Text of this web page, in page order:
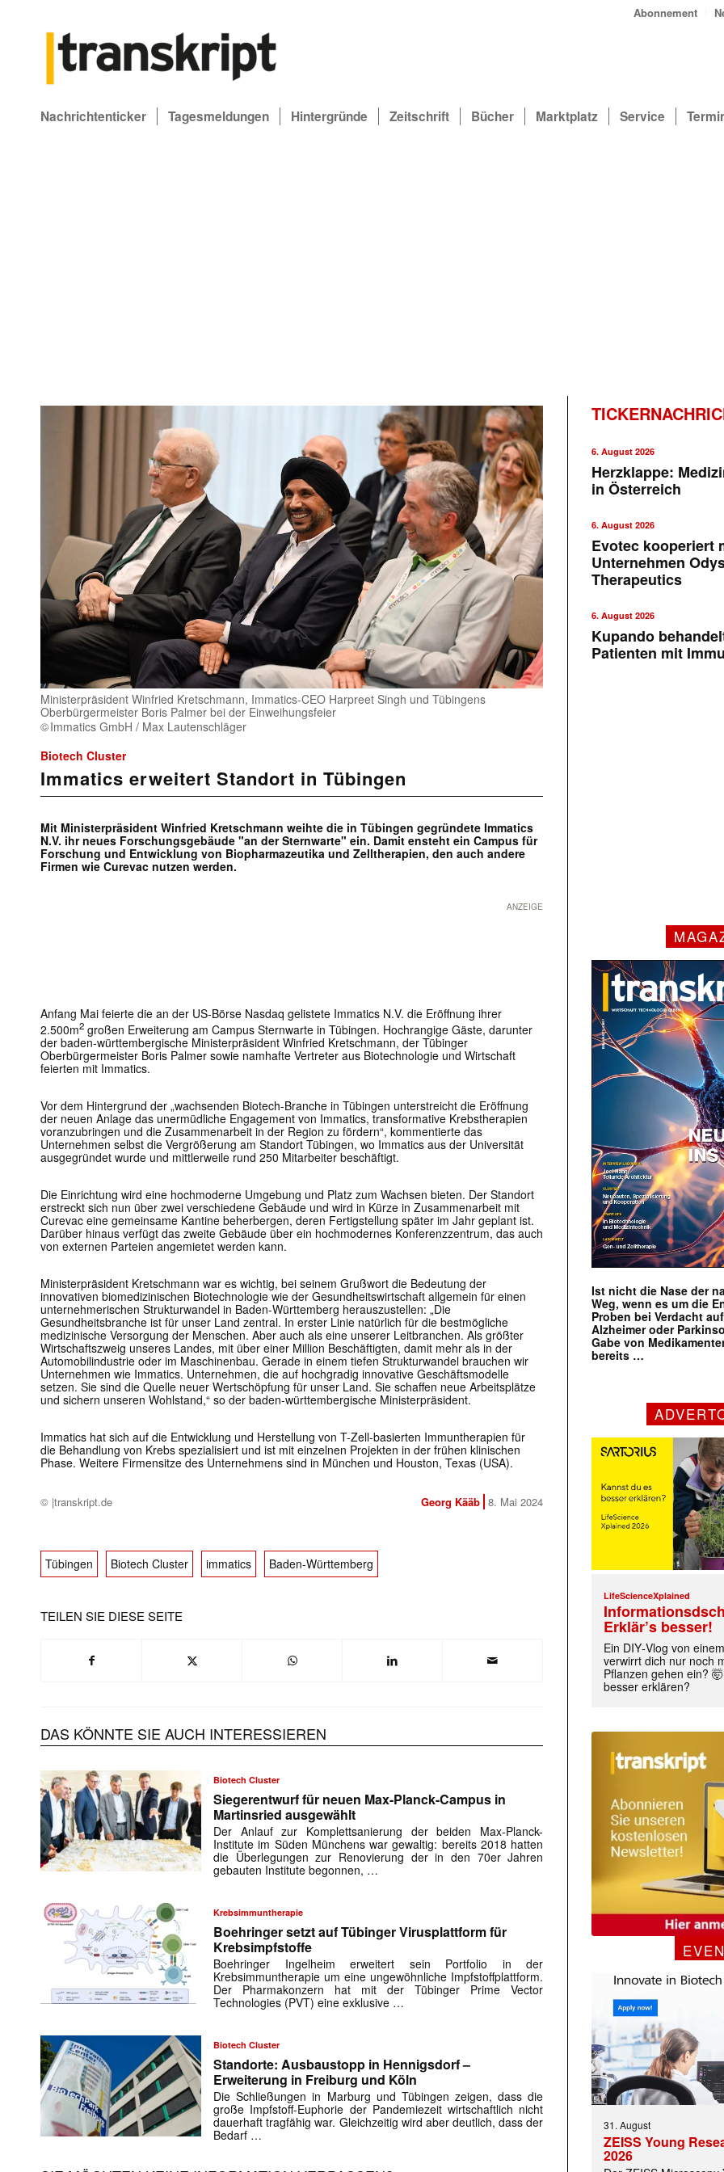
Abonnement
Nachrichtenticker Tagesmeldungen Hintergründe Zeitschrift Bücher Marktplatz Service
Ministerpräsident Winfried Kretschmann, Immatics-CEO Harpreet Singh und Tübingens
Oberbürgermeister Boris Palmer bei der Einweihungsfeier
Immatics GmbH / Max Lautenschläger
Biotech Cluster
Immatics erweitert Standort in Tübingen
Mit Ministerpräsident Winfried Kretschmann weihte die in Tübingen gegründete Immatics
N.V. ihr neues Forschungsgebäude "an der Sternwarte" ein. Damit ensteht ein Campus für
Forschung und Entwicklung von Biopharmazeutika und Zelltherapien, den auch andere
Firmen wie Curevac nutzen werden.
ANZEIGE
Anfang Mai feierte die an der US-Börse Nasdaq gelistete Immatics N.V. die Eröffnung ihrer
2.500m2 großen Erweiterung am Campus Sternwarte in Tübingen. Hochrangige Gäste, darunter
der baden-württembergische Ministerpräsident Winfried Kretschmann, der Tübinger
Oberbürgermeister Boris Palmer sowie namhafte Vertreter aus Biotechnologie und Wirtschaft
feierten mit Immatics.
Vor dem Hintergrund der „wachsenden Biotech-Branche in Tübingen unterstreicht die Eröffnung
der neuen Anlage das unermüdliche Engagement von Immatics, transformative Krebstherapien
voranzubringen und die Zusammenarbeit in der Region zu fördern“, kommentierte das
Unternehmen selbst die Vergrößerung am Standort Tübingen, wo Immatics aus der Universität
ausgegründet wurde und mittlerweile rund 250 Mitarbeiter beschäftigt.
Die Einrichtung wird eine hochmoderne Umgebung und Platz zum Wachsen bieten. Der Standort
erstreckt sich nun über zwei verschiedene Gebäude und wird in Kürze in Zusammenarbeit mit
Curevac eine gemeinsame Kantine beherbergen, deren Fertigstellung später im Jahr geplant ist.
Darüber hinaus verfügt das zweite Gebäude über ein hochmodernes Konferenzzentrum, das auch
von externen Parteien angemietet werden kann.
Ministerpräsident Kretschmann war es wichtig, bei seinem Grußwort die Bedeutung der
innovativen biomedizinischen Biotechnologie wie der Gesundheitswirtschaft allgemein für einen
unternehmerischen Strukturwandel in Baden-Württemberg herauszustellen: „Die
Gesundheitsbranche ist für unser Land zentral. In erster Linie natürlich für die bestmögliche
medizinische Versorgung der Menschen. Aber auch als eine unserer Leitbranchen. Als größter
Wirtschaftszweig unseres Landes, mit über einer Million Beschäftigten, damit mehr als in der
Automobilindustrie oder im Maschinenbau. Gerade in einem tiefen Strukturwandel brauchen wir
Unternehmen wie Immatics. Unternehmen, die auf hochgradig innovative Geschäftsmodelle
setzen. Sie sind die Quelle neuer Wertschöpfung für unser Land. Sie schaffen neue Arbeitsplätze
und sichern unseren Wohlstand,“ so der baden-württembergische Ministerpräsident.
Immatics hat sich auf die Entwicklung und Herstellung von T-Zell-basierten Immuntherapien für
die Behandlung von Krebs spezialisiert und ist mit einzelnen Projekten in der frühen klinischen
Phase. Weitere Firmensitze des Unternehmens sind in München und Houston, Texas (USA).
© |transkript.de Georg Kääb 8. Mai 2024
Tübingen Biotech Cluster immatics Baden-Württemberg
TEILEN SIE DIESE SEITE
DAS KÖNNTE SIE AUCH INTERESSIEREN
Biotech Cluster
Siegerentwurf für neuen Max-Planck-Campus in
Martinsried ausgewählt
Der Anlauf zur Komplettsanierung der beiden Max-Planck-
Institute im Süden Münchens war gewaltig: bereits 2018 hatten
die Überlegungen zur Renovierung der in den 70er Jahren
gebauten Institute begonnen, …
Krebsimmuntherapie
Boehringer setzt auf Tübinger Virusplattform für
Krebsimpfstoffe
Boehringer Ingelheim erweitert sein Portfolio in der
Krebsimmuntherapie um eine ungewöhnliche Impfstoffplattform.
Der Pharmakonzern hat mit der Tübinger Prime Vector
Technologies (PVT) eine exklusive …
Biotech Cluster
Standorte: Ausbaustopp in Hennigsdorf –
Erweiterung in Freiburg und Köln
Die Schließungen in Marburg und Tübingen zeigen, dass die
große Impfstoff-Euphorie der Pandemiezeit wirtschaftlich nicht
dauerhaft tragfähig war. Gleichzeitig wird aber deutlich, dass der
Bedarf …
6. August 2026
Herzklappe:
in Österreich
6. August 2026
Evotec kooperiert
Unternehmen
Therapeutics
6. August 2026
Kupando
Patienten mit
Ist nicht die Nase der
Weg, wenn es um die
Proben bei Verdacht
Alzheimer oder
Gabe von
bereits …
LifeScienceXplained
Erklär’s besser!
Ein DIY‑Vlog von
verwirrt dich nur noch
Pflanzen gehen ein?
besser erklären?
31. August
ZEISS Young
2026